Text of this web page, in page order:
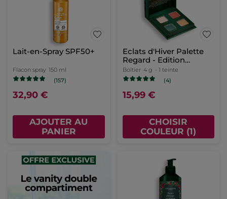
Lait-en-Spray SPF50+
Flacon spray 150 ml
(157)
32,90 €
AJOUTER AU
PANIER
Eclats d'Hiver Palette
Regard - Edition
Limitée
Boîtier 4 g - 1 teinte
(4)
15,99 €
CHOISIR
COULEUR (1)